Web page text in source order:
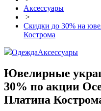
Аксессуары
>
Скидки до 30% на
Кострома
ОдеждаАксессуары
Ювелирные
30% по акции
Платина